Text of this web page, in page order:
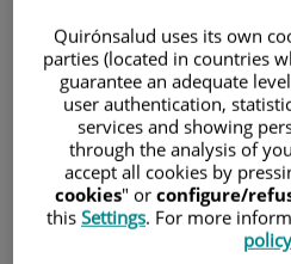
planeta
4 de junio de 2026
QUIRÓNSALUD
En dicho periodo ha reducido
derivadas del uso de gases
de Anestesia Sostenible,
consumo energético ha
incremento de la actividad
La salud de las personas y la
Quirónsalud uses its own
parties (located in countries
guarantee an adequate
user authentication,
services and showing
through the analysis of
accept all cookies by
cookies" or configure/
this Settings. For more
policy